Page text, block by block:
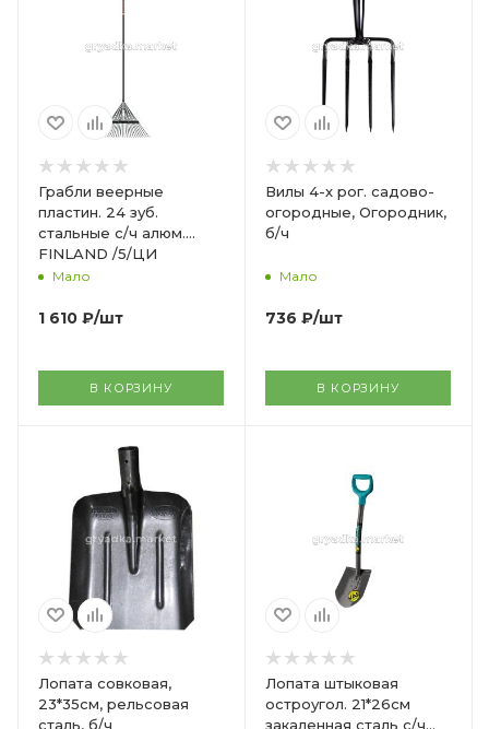
Грабли веерные
пластин. 24 зуб.
стальные с/ч алюм.
FINLAND /5/ЦИ
Мало
1 610 ₽/шт
В КОРЗИНУ
Вилы 4-х рог. садово-
огородные, Огородник,
б/ч
Мало
736 ₽/шт
В КОРЗИНУ
Лопата совковая,
23*35см, рельсовая
сталь, б/ч
Лопата штыковая
остроугол. 21*26см
закаленная сталь с/ч